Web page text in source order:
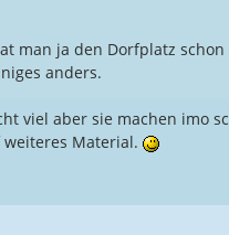
man ja den Dorfplatz
anders.
viel aber sie machen imo
weiteres Material.